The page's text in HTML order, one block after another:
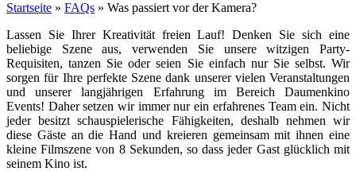
Startseite » FAQs » Was passiert vor der Kamera?
Lassen Sie Ihrer Kreativität freien Lauf! Denken Sie sich eine
beliebige Szene aus, verwenden Sie unsere witzigen Party-
Requisiten, tanzen Sie oder seien Sie einfach nur Sie selbst. Wir
sorgen für Ihre perfekte Szene dank unserer vielen Veranstaltungen
und unserer langjährigen Erfahrung im Bereich Daumenkino
Events! Daher setzen wir immer nur ein erfahrenes Team ein. Nicht
jeder besitzt schauspielerische Fähigkeiten, deshalb nehmen wir
diese Gäste an die Hand und kreieren gemeinsam mit ihnen eine
kleine Filmszene von 8 Sekunden, so dass jeder Gast glücklich mit
seinem Kino ist.